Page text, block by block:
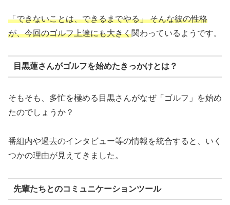
「できないことは、できるまでやる」 そんな彼の性格
が、今回のゴルフ上達にも大きく関わっているようです。
目黒蓮さんがゴルフを始めたきっかけとは？
そもそも、多忙を極める目黒さんがなぜ「ゴルフ」を始め
たのでしょうか？
番組内や過去のインタビュー等の情報を統合すると、いく
つかの理由が見えてきました。
先輩たちとのコミュニケーションツール